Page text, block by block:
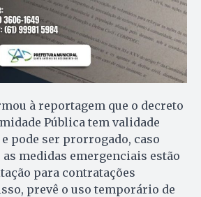
à reportagem que o decreto
Pública tem validade
pode ser prorrogado, caso
medidas emergenciais estão
para contratações
prevê o uso temporário de